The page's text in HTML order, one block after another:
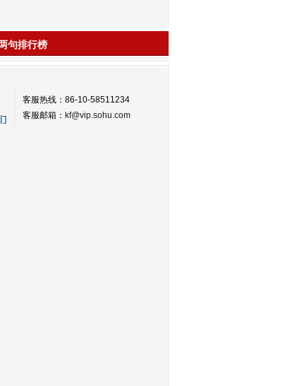
句排行榜
客服热线：86-10-58511234
客服邮箱： kf@vip.sohu.com